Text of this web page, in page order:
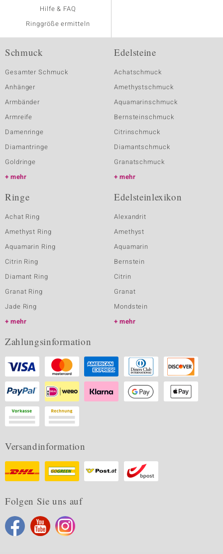
Hilfe & FAQ
Ringgröße ermitteln
Schmuck
Gesamter Schmuck
Anhänger
Armbänder
Armreife
Damenringe
Diamantringe
Goldringe
mehr
Edelsteine
Achatschmuck
Amethystschmuck
Aquamarinschmuck
Bernsteinschmuck
Citrinschmuck
Diamantschmuck
Granatschmuck
mehr
Ringe
Achat Ring
Amethyst Ring
Aquamarin Ring
Citrin Ring
Diamant Ring
Granat Ring
Jade Ring
mehr
Edelsteinlexikon
Alexandrit
Amethyst
Aquamarin
Bernstein
Citrin
Granat
Mondstein
mehr
Zahlungsinformation
Versandinformation
Folgen Sie uns auf